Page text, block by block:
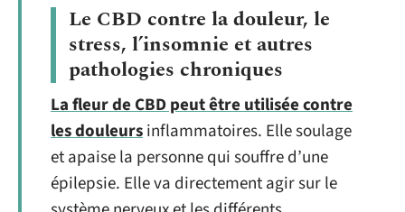
Le CBD contre la douleur, le
stress, l’insomnie et autres
pathologies chroniques
La fleur de CBD peut être utilisée contre
les douleursinflammatoires. Elle soulage
et apaise la personne qui souffre d’une
épilepsie. Elle va directement agir sur le